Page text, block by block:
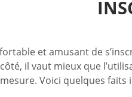
et amusant de
il vaut mieux que
Voici quelques faits